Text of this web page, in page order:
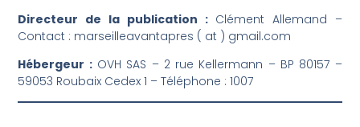
Directeur de la publication : Clément Allemand –
Contact : marseilleavantapres ( at ) gmail.com
Hébergeur :OVH SAS – 2 rue Kellermann – BP 80157 –
59053 Roubaix Cedex 1 – Téléphone : 1007